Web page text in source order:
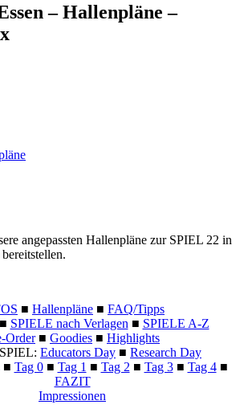
– Hallenpläne –
angepassten Hallenpläne zur SPIEL 22 in
■ Hallenpläne ■ FAQ/Tipps
■ SPIELE nach Verlagen ■ SPIELE A-Z
Order■ Goodies ■ Highlights
Educators Day ■ Research Day
■ Tag 0■ Tag 1 ■ Tag 2 ■ Tag 3■ Tag 4■
FAZIT
Impressionen